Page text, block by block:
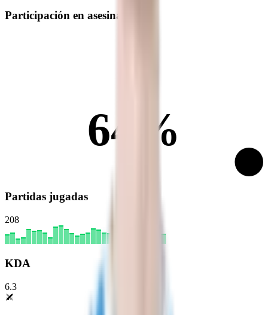
Participación en asesinatos
64%
Partidas jugadas
208
KDA
6.3